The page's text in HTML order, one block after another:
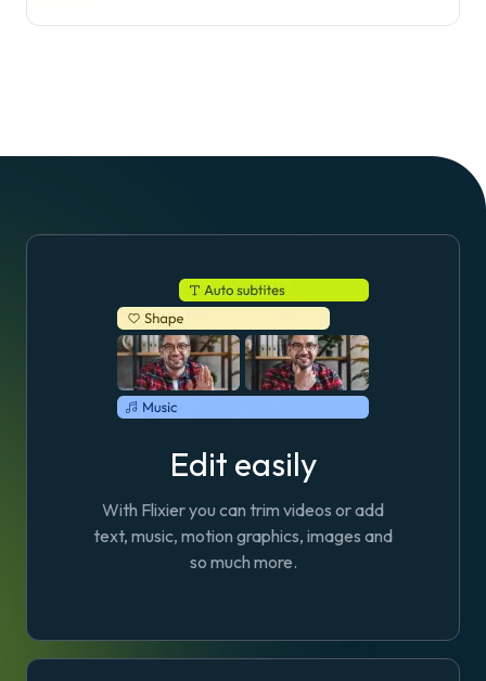
Edit easily
With Flixier you can trim videos or add
text, music, motion graphics, images and
so much more.